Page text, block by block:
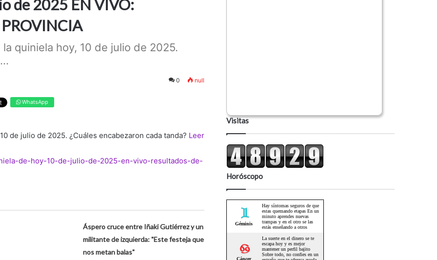
de 2025 EN VIVO:
quiniela hoy, 10 de julio de 2025.
0 null
WhatsApp
de julio de 2025. ¿Cuáles encabezaron cada tanda? Leer
de-hoy-10-de-julio-de-2025-en-vivo-resultados-de-
Áspero cruce entre Iñaki Gutiérrez y un
militante de izquierda: "Este festeja que
nos metan balas"
Visitas
Horóscopo